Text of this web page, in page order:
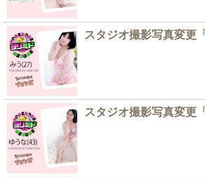
スタジオ撮影写真変更
スタジオ撮影写真変更